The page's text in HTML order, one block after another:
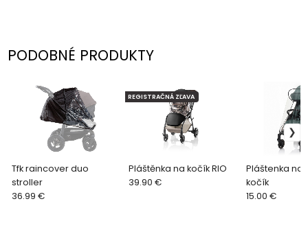
PODOBNÉ PRODUKTY
Tfk raincover duo
stroller
36.99 €
Pláštěnka na kočík RIO
REGISTRAČNÁ ZĽAVA
39.90 €
Pláštenka na
kočík
15.00 €